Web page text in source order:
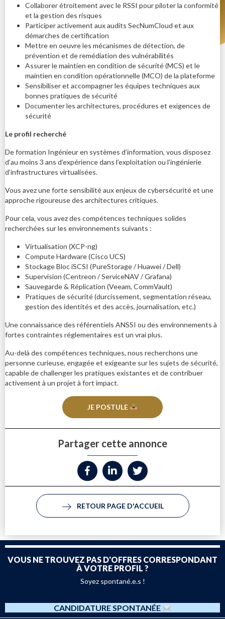
Collaborer étroitement avec le RSSI pour piloter la conformité
et la gestion des risques
Participer activement aux audits SecNumCloud et aux
démarches de certification
Mettre en oeuvre les mécanismes de détection, de
prévention et de remédiation des vulnérabilités
Assurer le maintien en condition de sécurité (MCS) et le
maintien en condition opérationnelle (MCO) de la plateforme
Sensibiliser et accompagner les équipes techniques aux
bonnes pratiques de sécurité
Documenter les architectures, procédures et exigences de
sécurité
Le profil recherché
De formation Ingénieur en systèmes d’information, vous disposez
d’au moins 3 ans d’expérience dans l’exploitation ou l’ingénierie
d’infrastructures virtualisées.
Vous avez une forte sensibilité aux enjeux de cybersécurité et une
approche rigoureuse des architectures critiques.
Pour cela, vous avez des compétences techniques solides
recherchées sur les environnements suivants :
Virtualisation (XCP-ng)
Compute Hardware (Cisco UCS)
Stockage Bloc iSCSI (PureStorage / Huawei / Dell)
Supervision (Centreon / ServiceNAV / Grafana)
Sauvegarde & Réplication (Veeam, CommVault)
Pratiques de sécurité (durcissement, segmentation réseau,
gestion des identités et des accès, journalisation, etc.)
Une connaissance des référentiels ANSSI ou des environnements à
fortes contraintes réglementaires est un vrai plus.
Au-delà des compétences techniques, nous recherchons une
personne curieuse, engagée et exigeante sur les sujets de sécurité,
capable de challenger les pratiques existantes et de contribuer
activement à un projet à fort impact.
JE POSTULE
Partager cette annonce
RETOUR PAGE D'ACCUEIL
VOUS NE TROUVEZ PAS D'OFFRES CORRESPONDANT
À VOTRE PROFIL ?
Soyez spontané.e.s !
CANDIDATURE SPONTANÉE